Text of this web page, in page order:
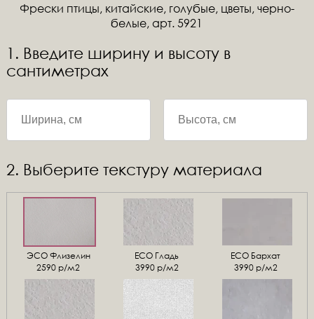
Фрески птицы, китайские, голубые, цветы, черно-
белые, арт. 5921
1. Введите ширину и высоту в
сантиметрах
2. Выберите текстуру материала
ЭСО Флизелин
2590 р/м2
ЕСО Гладь
3990 р/м2
ECO Бархат
3990 р/м2